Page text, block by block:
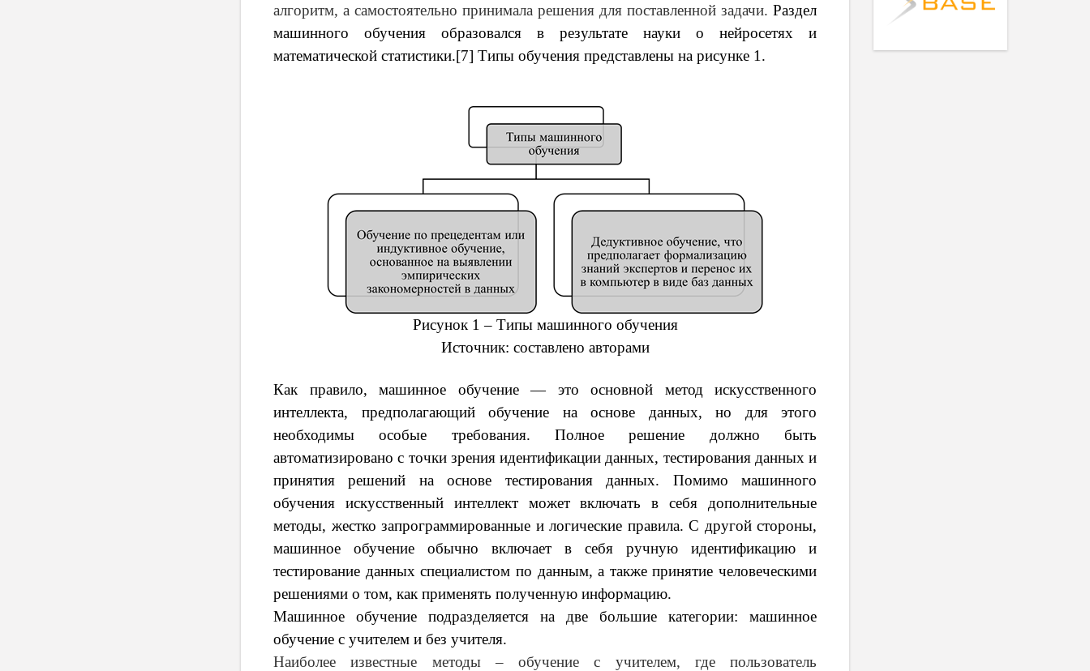
алгоритм, а самостоятельно принимала решения для поставленной задачи. Раздел
машинного обучения образовался в результате науки о нейросетях и
математической статистики.[7] Типы обучения представлены на рисунке 1.
Рисунок 1 – Типы машинного обучения
Источник: составлено авторами
Как правило, машинное обучение — это основной метод искусственного
интеллекта, предполагающий обучение на основе данных, но для этого
необходимы особые требования. Полное решение должно быть
автоматизировано с точки зрения идентификации данных, тестирования данных и
принятия решений на основе тестирования данных. Помимо машинного
обучения искусственный интеллект может включать в себя дополнительные
методы, жестко запрограммированные и логические правила. С другой стороны,
машинное обучение обычно включает в себя ручную идентификацию и
тестирование данных специалистом по данным, а также принятие человеческими
решениями о том, как применять полученную информацию.
Машинное обучение подразделяется на две большие категории: машинное
обучение с учителем и без учителя.
Наиболее известные методы – обучение с учителем, где пользователь